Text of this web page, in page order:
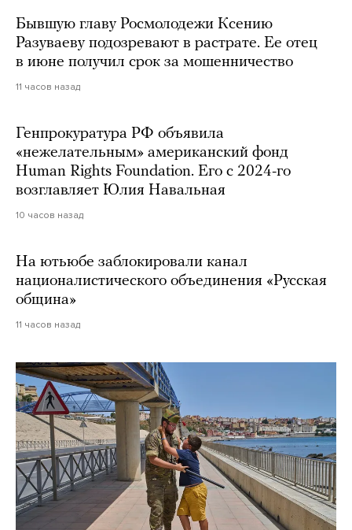
Бывшую главу Росмолодежи Ксению
Разуваеву подозревают в растрате. Ее отец
в июне получил срок за мошенничество
11 часов назад
Генпрокуратура РФ объявила
«нежелательным» американский фонд
Human Rights Foundation. Его с 2024-го
возглавляет Юлия Навальная
10 часов назад
На ютьюбе заблокировали канал
националистического объединения «Русская
община»
11 часов назад